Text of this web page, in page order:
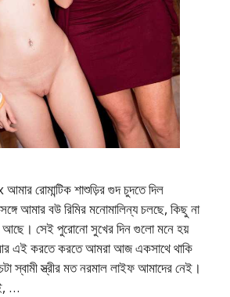
রোমান্টিক শাশুড়ির গুদ চুদতে দিল
আমার বউ রিমির মনোমালিন্য চলছে, কিছু না
আছে। সেই পুরোনো সুখের দিন গুলো মনে হয়
এই করতে করতে আমরা আজ একসাথে থাকি
স্বামী স্ত্রীর মত নরমাল লাইফ আমাদের নেই।
…